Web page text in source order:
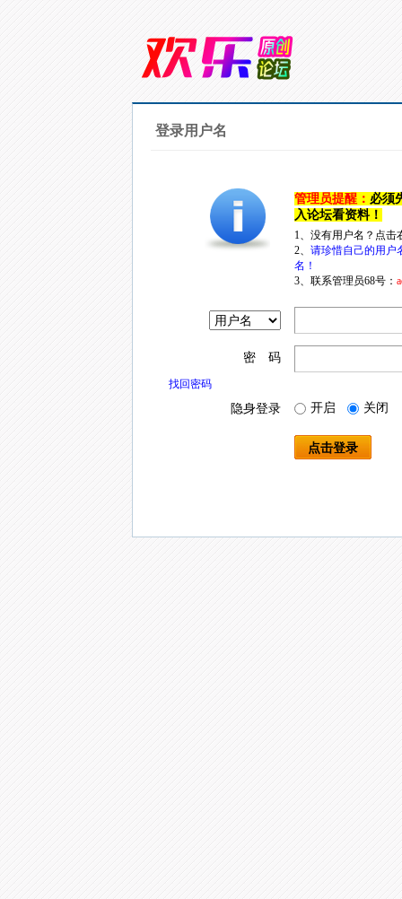
登录用户名
管理员提醒： 必须
入论坛看资料！
1、没有用户名？点
2、 请珍惜自己的用户
名！
3、联系管理员68号：
密 码
找回密码
隐身登录 开启 关闭
点击登录